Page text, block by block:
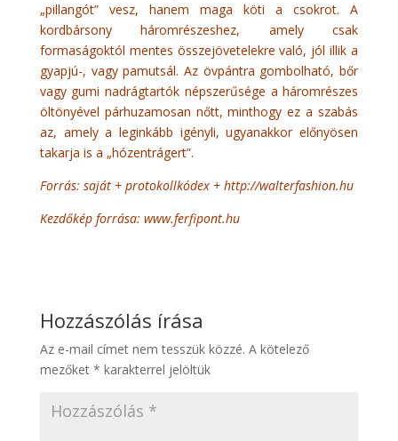
„pillangót” vesz, hanem maga köti a csokrot. A
kordbársony háromrészeshez, amely csak
formaságoktól mentes összejövetelekre való, jól illik a
gyapjú-, vagy pamutsál. Az övpántra gombolható, bőr
vagy gumi nadrágtartók népszerűsége a háromrészes
öltönyével párhuzamosan nőtt, minthogy ez a szabás
az, amely a leginkább igényli, ugyanakkor előnyösen
takarja is a „hózentrágert”.
Forrás: saját + protokollkódex + http://walterfashion.hu
Kezdőkép forrása: www.ferfipont.hu
Hozzászólás írása
Az e-mail címet nem tesszük közzé. A kötelező
mezőket * karakterrel jelöltük